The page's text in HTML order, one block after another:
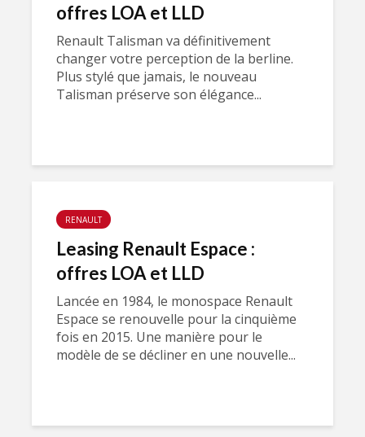
offres LOA et LLD
Renault Talisman va définitivement
changer votre perception de la berline.
Plus stylé que jamais, le nouveau
Talisman préserve son élégance...
RENAULT
Leasing Renault Espace :
offres LOA et LLD
Lancée en 1984, le monospace Renault
Espace se renouvelle pour la cinquième
fois en 2015. Une manière pour le
modèle de se décliner en une nouvelle...